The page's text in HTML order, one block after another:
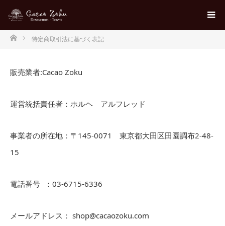
ホーム特定商取引法に基づく表記
販売業者:Cacao Zoku
運営統括責任者：ホルヘ アルフレッド
事業者の所在地：〒145-0071 東京都大田区田園調布2-48-
15
電話番号 ：03-6715-6336
メールアドレス： shop@cacaozoku.com